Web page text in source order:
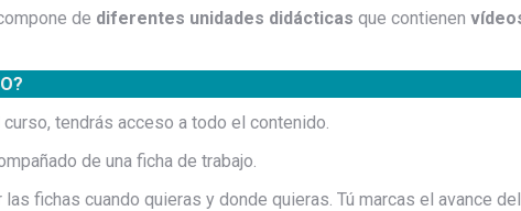
de diferentes unidades didácticas que contienen
tendrás acceso a todo el contenido.
de una ficha de trabajo.
fichas cuando quieras y donde quieras. Tú marcas el avance